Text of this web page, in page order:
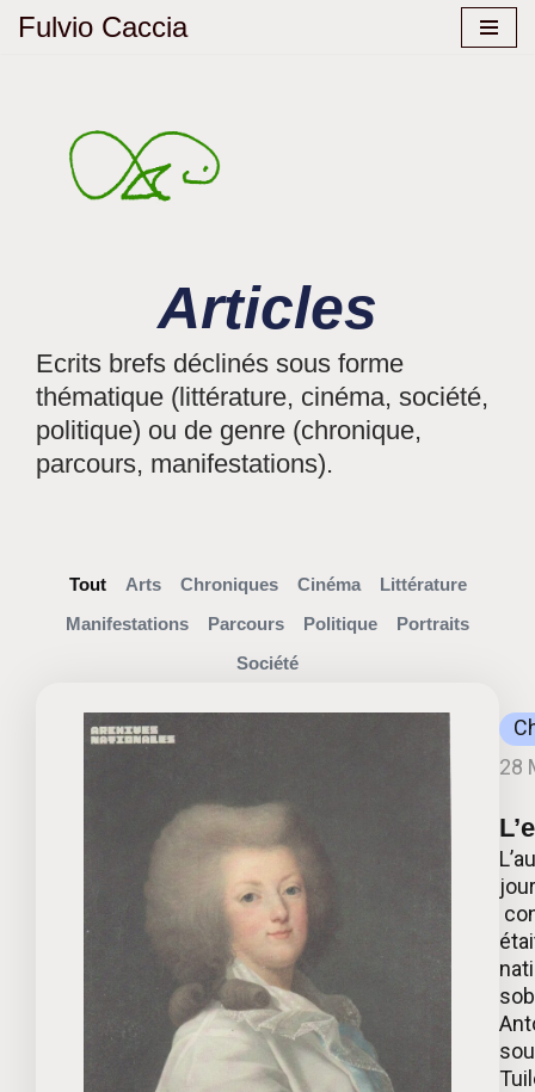
Fulvio Caccia
Articles
Ecrits brefs déclinés sous forme
thématique (littérature, cinéma, société,
politique) ou de genre (chronique,
parcours, manifestations).
Arts Chroniques Cinéma
Littérature
Manifestations
Parcours Politique
Portraits
Société
Tout
28